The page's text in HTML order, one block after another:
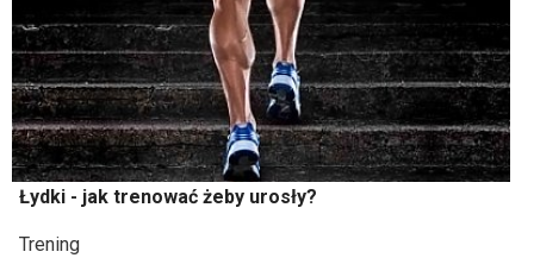
Łydki - jak trenować żeby urosły?
Trening